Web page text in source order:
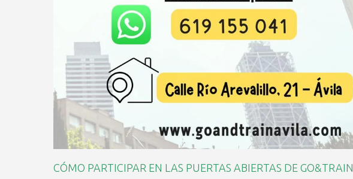
CÓMO PARTICIPAR EN LAS PUERTAS ABIERTAS DE GO&TRAIN